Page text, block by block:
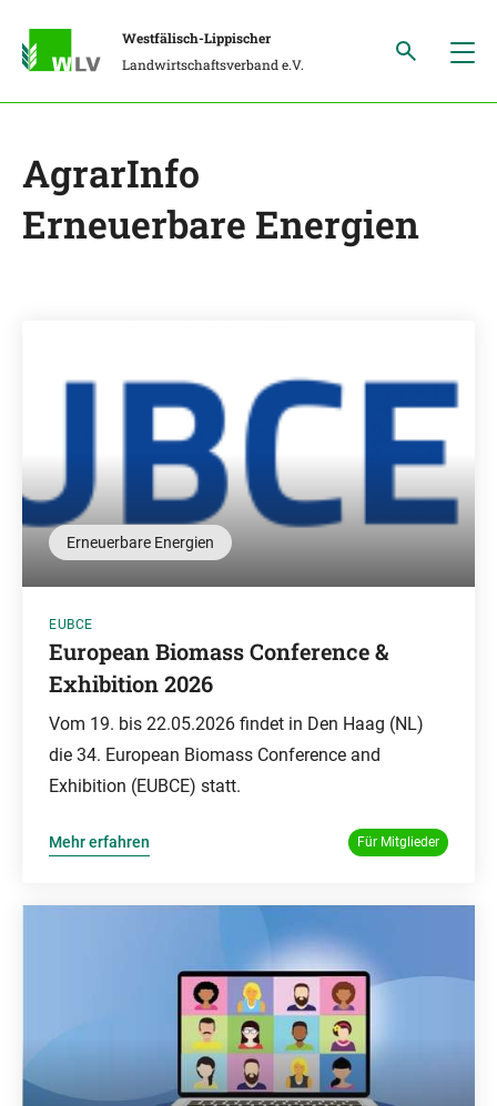
Westfälisch-Lippischer
Landwirtschaftsverband e.V.
AgrarInfo
Erneuerbare Energien
Erneuerbare Energien
EUBCE
European Biomass Conference &
Exhibition 2026
Vom 19. bis 22.05.2026 findet in Den Haag (NL)
die 34. European Biomass Conference and
Exhibition (EUBCE) statt.
Mehr erfahren Für Mitglieder